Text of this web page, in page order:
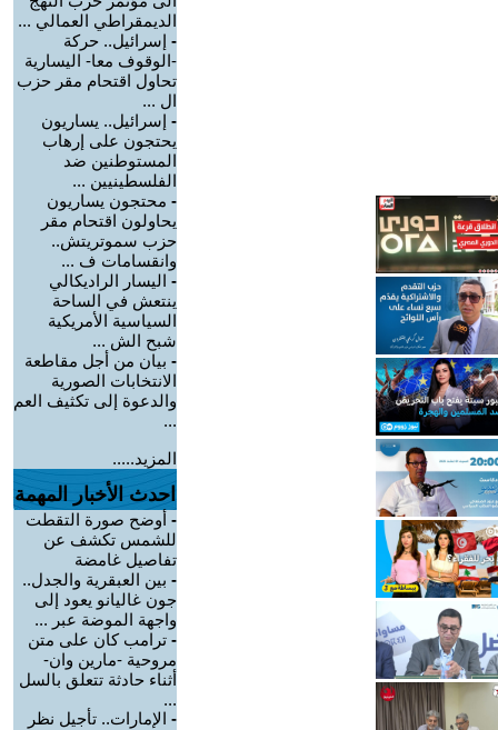
الديمقراطي العمالي ...
- إسرائيل.. حركة
-الوقوف معا- اليسارية
تحاول اقتحام مقر حزب
ال ...
- إسرائيل.. يساريون
يحتجون على إرهاب
المستوطنين ضد
الفلسطينيين ...
- محتجون يساريون
يحاولون اقتحام مقر
حزب سموتريتش..
وانقسامات ف ...
- اليسار الراديكالي
ينتعش في الساحة
السياسية الأمريكية
شبح الش ...
- بيان من أجل مقاطعة
الانتخابات الصورية
والدعوة إلى تكثيف العم
...
المزيد.....
احدث الأخبار المهمة
- أوضح صورة التقطت
للشمس تكشف عن
تفاصيل غامضة
- بين العبقرية والجدل..
جون غاليانو يعود إلى
واجهة الموضة عبر ...
- ترامب كان على متن
مروحية -مارين وان-
أثناء حادثة تتعلق بالسل
...
- الإمارات.. تأجيل نظر